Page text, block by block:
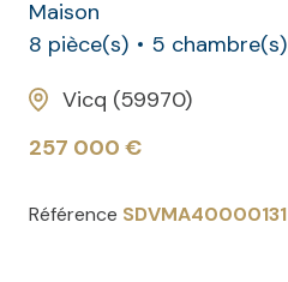
Maison
8 pièce(s)
5 chambre(s)
Vicq (59970)
257 000 €
Référence SDVMA40000131